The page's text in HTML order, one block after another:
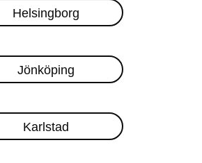
Helsingborg
Jönköping
Karlstad